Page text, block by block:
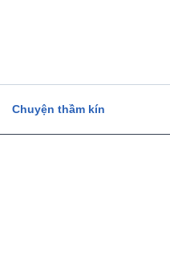
Chuyện thầm kín